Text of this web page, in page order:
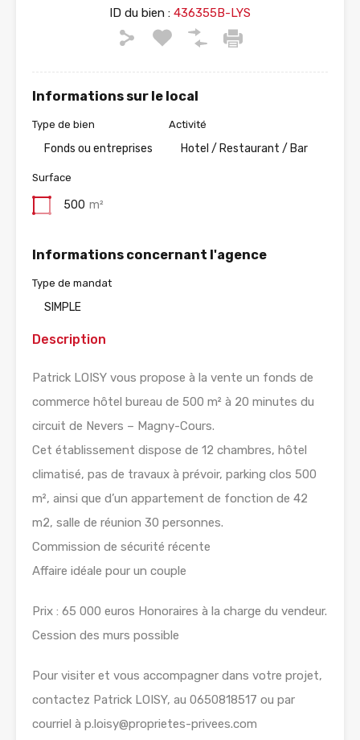
ID du bien : 436355B-LYS
Informations sur le local
Type de bien
Fonds ou entreprises
Activité
Hotel / Restaurant / Bar
Surface
500 m²
Informations concernant l'agence
Type de mandat
SIMPLE
Description
Patrick LOISY vous propose à la vente un fonds de
commerce hôtel bureau de 500 m² à 20 minutes du
circuit de Nevers – Magny-Cours.
Cet établissement dispose de 12 chambres, hôtel
climatisé, pas de travaux à prévoir, parking clos 500
m², ainsi que d’un appartement de fonction de 42
m2, salle de réunion 30 personnes.
Commission de sécurité récente
Affaire idéale pour un couple
Prix : 65 000 euros Honoraires à la charge du vendeur.
Cession des murs possible
Pour visiter et vous accompagner dans votre projet,
contactez Patrick LOISY, au 0650818517 ou par
courriel à p.loisy@proprietes-privees.com